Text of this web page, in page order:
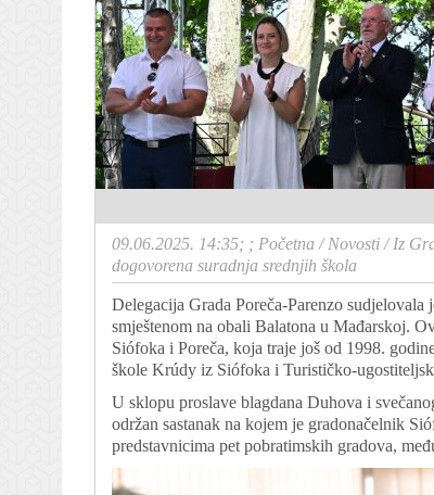
09.06.2025. 14:35; ; Početna /Novosti /Iz
dogovorena suradnja srednjih škola
Delegacija Grada Poreča-Parenzo
smještenom na obali Balatona u Mađarskoj.
Siófoka i Poreča, koja traje još od 1998.
škole Krúdy iz Siófoka i Turističko-
U sklopu proslave blagdana Duhova i
održan sastanak na kojem je gradonačelnik
predstavnicima pet pobratimskih gradova,